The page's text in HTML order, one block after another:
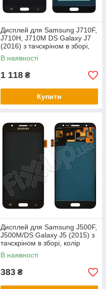
Дисплей для Samsung J710F,
J710H, J710M DS Galaxy J7
(2016) з тачскріном в зборі,
колір чорний, OLED
В наявності
1 118 ₴
Купити
Дисплей для Samsung J500F,
J500M/DS Galaxy J5 (2015) з
тачскріном в зборі, колір
чорний, TFT c регулюванням
В наявності
383 ₴